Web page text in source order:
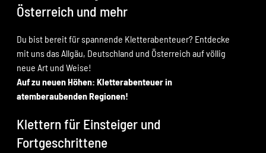
Österreich und mehr
Du bist bereit für spannende Kletterabenteuer? Entdecke
mit uns das Allgäu, Deutschland und Österreich auf völlig
neue Art und Weise!
Auf zu neuen Höhen: Kletterabenteuer in
atemberaubenden Regionen!
Klettern für Einsteiger und
Fortgeschrittene